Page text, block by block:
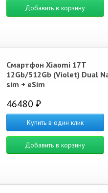
Добавить в корзину
Смартфон Xiaomi 17T
12Gb/512Gb (Violet) Dual
sim + eSim
46480 ₽
Купить в один клик
Добавить в корзину